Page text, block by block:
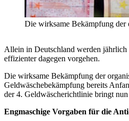
Die wirksame Bekämpfung der
Allein in Deutschland werden
effizienter dagegen vorgehen.
Die wirksame Bekämpfung der
Geldwäschebekämpfung bereits
der 4. Geldwäscherichtlinie bringt
Engmaschige Vorgaben für die